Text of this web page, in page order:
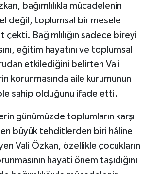
bağımlılıkla mücadelenin
değil, toplumsal bir mesele
çekti. Bağımlılığın sadece bireyi
eğitim hayatını ve toplumsal
etkilediğini belirten Vali
korunmasında aile kurumunun
sahip olduğunu ifade etti.
günümüzde toplumların karşı
en büyük tehditlerden biri hâline
Vali Özkan, özellikle çocukların
hayati önem taşıdığını